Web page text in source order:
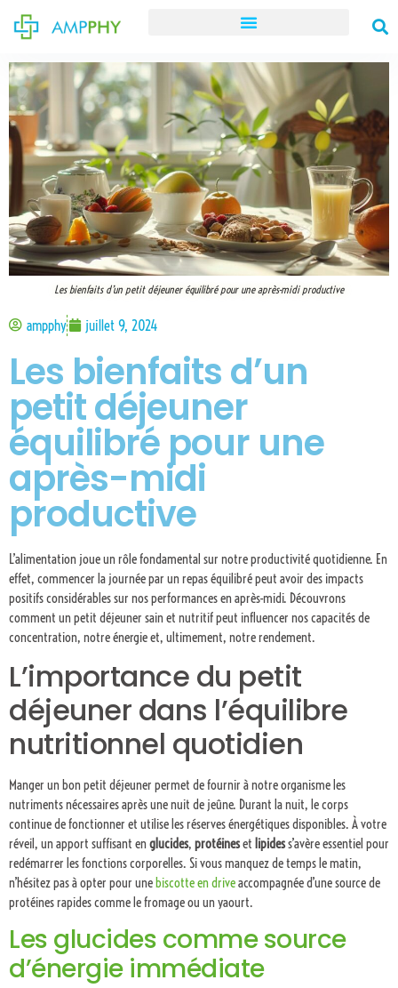
Les bienfaits d’un petit déjeuner équilibré pour une après-midi productive
ampphy juillet 9, 2024
Les bienfaits d’un
petit déjeuner
équilibré pour une
après-midi
productive
L’alimentation joue un rôle fondamental sur notre productivité quotidienne. En
effet, commencer la journée par un repas équilibré peut avoir des impacts
positifs considérables sur nos performances en après-midi. Découvrons
comment un petit déjeuner sain et nutritif peut influencer nos capacités de
concentration, notre énergie et, ultimement, notre rendement.
L’importance du petit
déjeuner dans l’équilibre
nutritionnel quotidien
Manger un bon petit déjeuner permet de fournir à notre organisme les
nutriments nécessaires après une nuit de jeûne. Durant la nuit, le corps
continue de fonctionner et utilise les réserves énergétiques disponibles. À votre
réveil, un apport suffisant en glucides, protéineset lipidess’avère essentiel pour
redémarrer les fonctions corporelles. Si vous manquez de temps le matin,
n’hésitez pas à opter pour unebiscotte en driveaccompagnée d’une source de
protéines rapides comme le fromage ou un yaourt.
Les glucides comme source
d’énergie immédiate